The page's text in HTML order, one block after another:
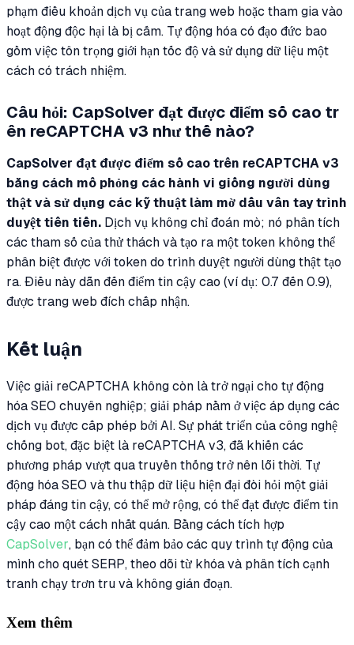
phạm điều khoản dịch vụ của trang web hoặc tham gia vào
hoạt động độc hại là bị cấm. Tự động hóa có đạo đức bao
gồm việc tôn trọng giới hạn tốc độ và sử dụng dữ liệu một
cách có trách nhiệm.
Câu hỏi: CapSolver đạt được điểm số cao tr
ên reCAPTCHA v3 như thế nào?
CapSolver đạt được điểm số cao trên reCAPTCHA v3
bằng cách mô phỏng các hành vi giống người dùng
thật và sử dụng các kỹ thuật làm mờ dấu vân tay trình
duyệt tiên tiến. Dịch vụ không chỉ đoán mò; nó phân tích
các tham số của thử thách và tạo ra một token không thể
phân biệt được với token do trình duyệt người dùng thật tạo
ra. Điều này dẫn đến điểm tin cậy cao (ví dụ: 0.7 đến 0.9),
được trang web đích chấp nhận.
Kết luận
Việc giải reCAPTCHA không còn là trở ngại cho tự động
hóa SEO chuyên nghiệp; giải pháp nằm ở việc áp dụng các
dịch vụ được cấp phép bởi AI. Sự phát triển của công nghệ
chống bot, đặc biệt là reCAPTCHA v3, đã khiến các
phương pháp vượt qua truyền thống trở nên lỗi thời. Tự
động hóa SEO và thu thập dữ liệu hiện đại đòi hỏi một giải
pháp đáng tin cậy, có thể mở rộng, có thể đạt được điểm tin
cậy cao một cách nhất quán. Bằng cách tích hợp
CapSolver, bạn có thể đảm bảo các quy trình tự động của
mình cho quét SERP, theo dõi từ khóa và phân tích cạnh
tranh chạy trơn tru và không gián đoạn.
Xem thêm